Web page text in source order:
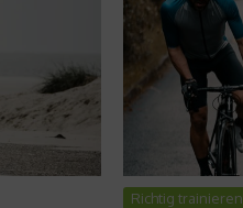
Richtig trainieren